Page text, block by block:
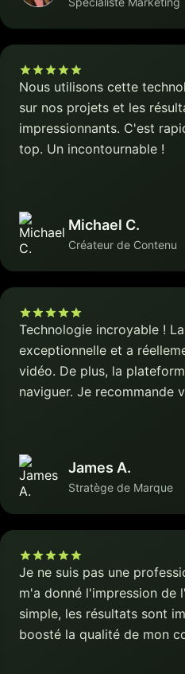
Nous utilisons cette
sur nos projets et les
impressionnants. C'est
top. Un incontournable !
Michael C.
Créateur de Contenu
Technologie incroyable !
exceptionnelle et a
vidéo. De plus, la
naviguer. Je recommande
James A.
Stratège de Marque
Je ne suis pas une
m'a donné l'impression de
simple, les résultats sont
boosté la qualité de mon